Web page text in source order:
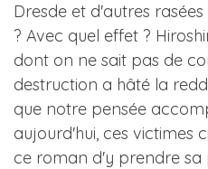
Dresde et d'autres
? Avec quel effet ?
dont on ne sait pas de
destruction a hâté la
que notre pensée
aujourd'hui, ces victimes
ce roman d'y prendre sa